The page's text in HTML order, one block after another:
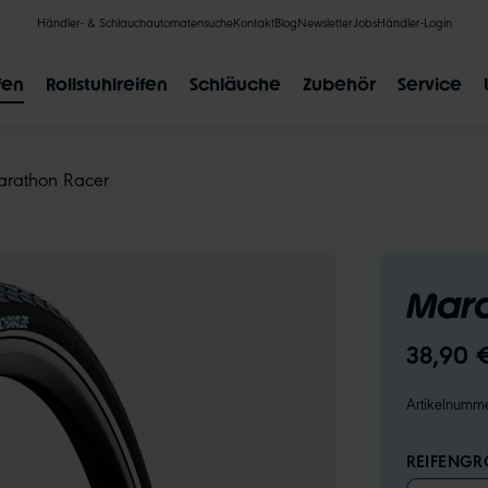
Händler- & SchlauchautomatensucheKontaktBlogNewsletter JobsHändler-Login
Rollstuhlreifen Schläuche Zubehör Service
CLIK VALVE
Racer
38,90